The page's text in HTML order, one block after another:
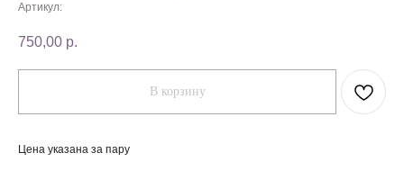
Артикул:
750,00 р.
В корзину
Цена указана за пару